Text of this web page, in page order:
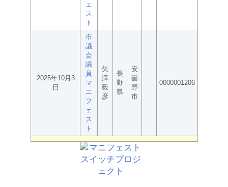
ェ
ス
ト
2025年10月3
日
市
議
会
議
員
マ
ニ
フ
ェ
ス
ト
矢
澤
毅
彦
長
野
県
安
曇
野
市
0000001206